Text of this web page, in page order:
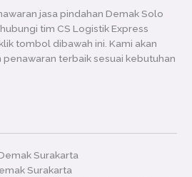
jasa pindahan Demak Solo
tim CS Logistik Express
tombol dibawah ini. Kami akan
terbaik sesuai kebutuhan
Surakarta
Surakarta